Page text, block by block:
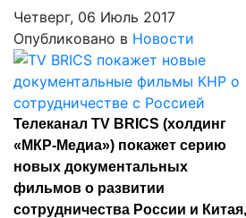
Четверг, 06 Июль 2017
Опубликовано в Новости
Телеканал TV BRICS (холдинг
«МКР-Медиа») покажет серию
новых документальных
фильмов о развитии
сотрудничества России и Китая,